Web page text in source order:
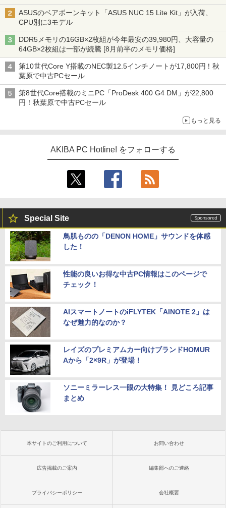
型モニターが9,801円、暑さ指数連動セール ほか
ASUSのベアボーンキット「ASUS NUC 15 Lite Kit」が入荷、
CPU別に3モデル
DDR5メモリの16GB×2枚組が今年最安の39,980円、大容量の
64GB×2枚組は一部が続騰 [8月前半のメモリ価格]
第10世代Core Y搭載のNEC製12.5インチノートが17,800円！秋
葉原で中古PCセール
第8世代Core搭載のミニPC「ProDesk 400 G4 DM」が22,800
円！秋葉原で中古PCセール
もっと見る
AKIBA PC Hotline! をフォローする
Special Site
鳥肌ものの「DENON HOME」サウンドを体感
した！
性能の良いお得な中古PC情報はこのページで
チェック！
AIスマートノートのiFLYTEK「AINOTE 2」は
なぜ魅力的なのか？
レイズのプレミアムカー向けブランドHOMUR
Aから「2×9R」が登場！
ソニーミラーレス一眼の大特集！ 見どころ記事
まとめ
本サイトのご利用について お問い合わせ
広告掲載のご案内 編集部へのご連絡
プライバシーポリシー 会社概要